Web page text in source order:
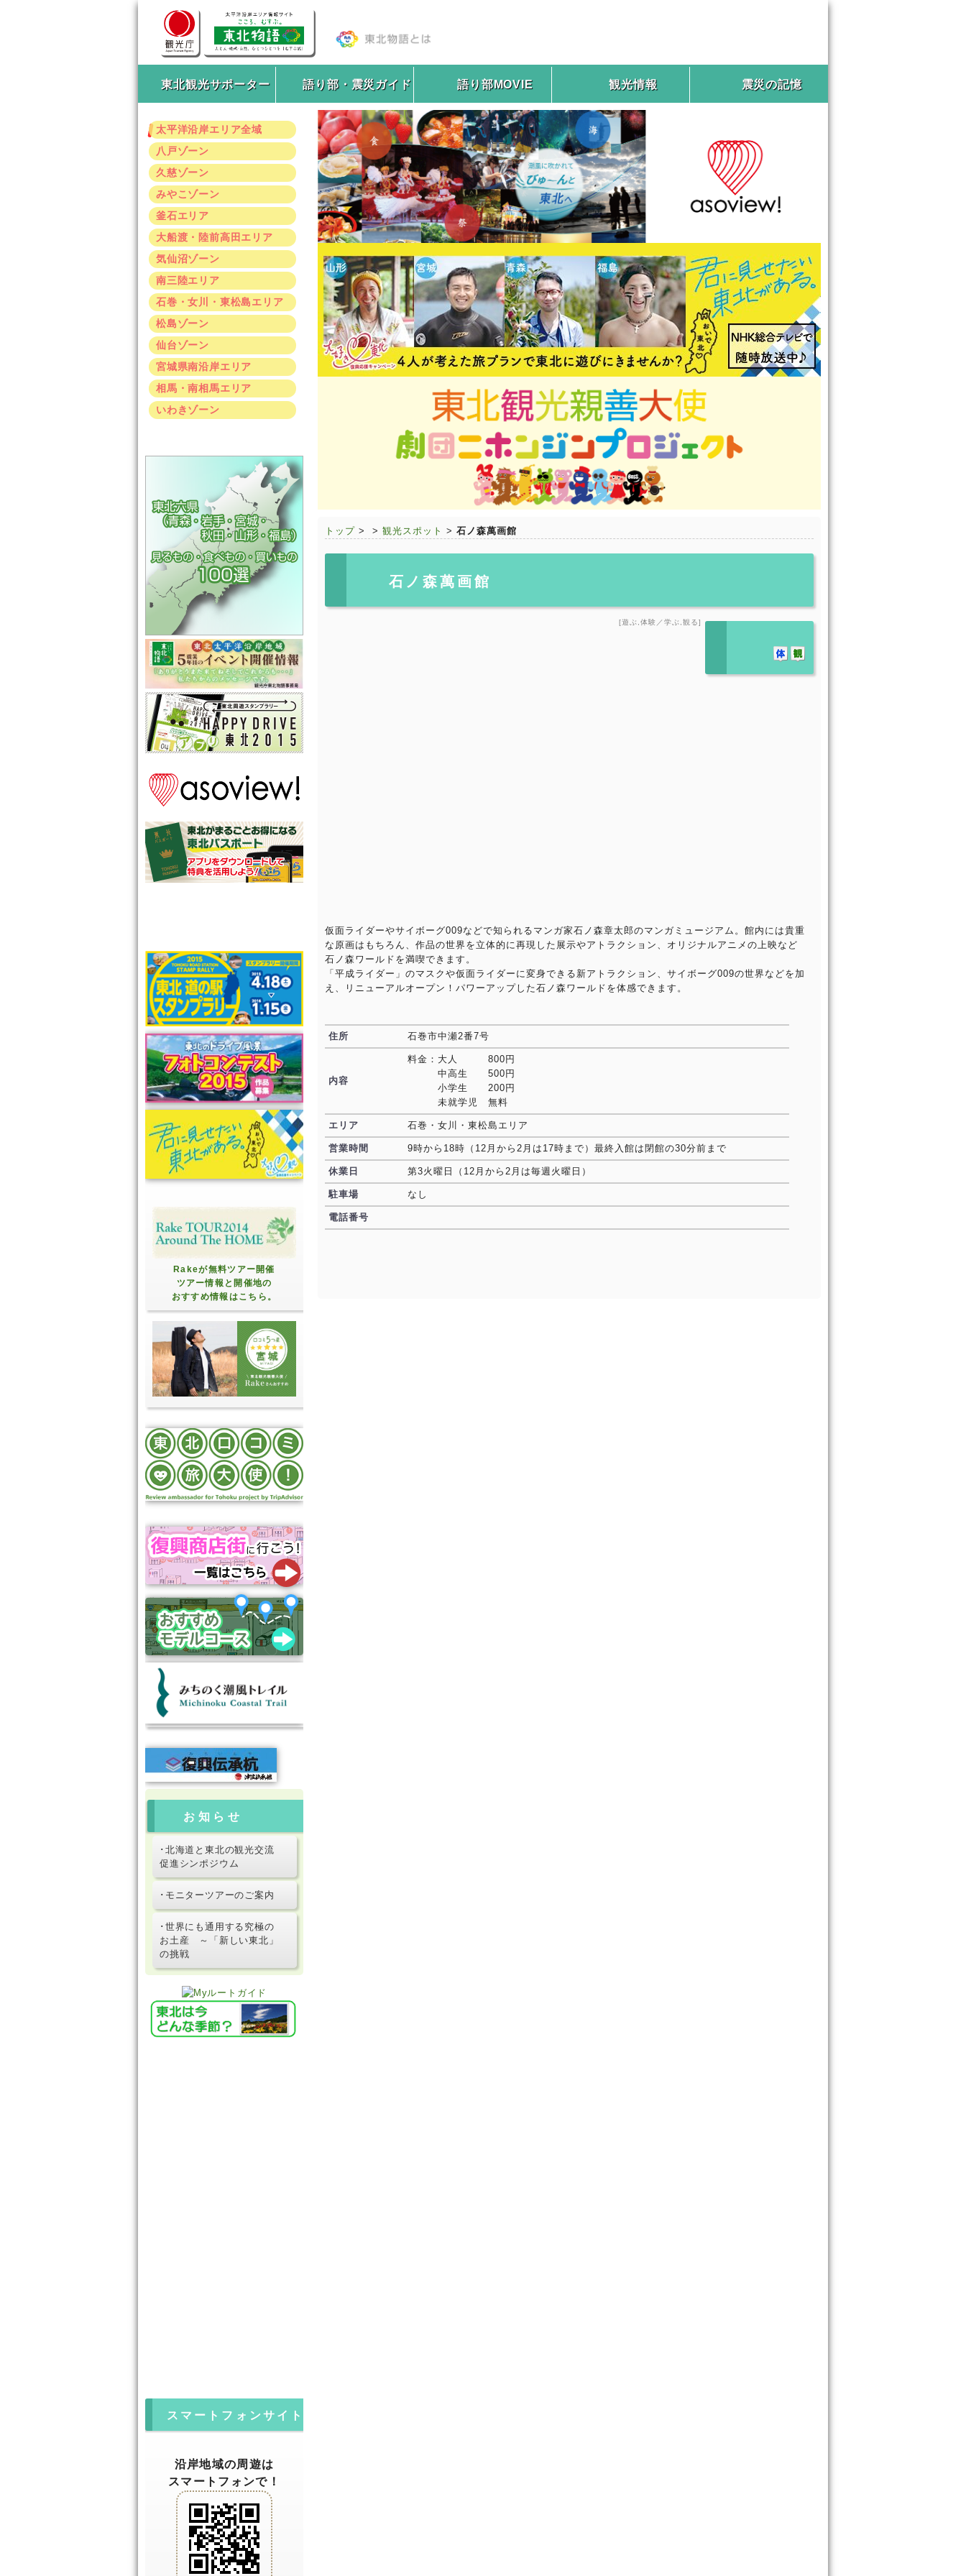
東北観光サポーター 語り部・震災ガイド 語り部MOVIE 観光情報 震災の記憶
太平洋沿岸エリア全域
八戸ゾーン
久慈ゾーン
みやこゾーン
釜石エリア
大船渡・陸前高田エリア
気仙沼ゾーン
南三陸エリア
石巻・女川・東松島エリア
松島ゾーン
仙台ゾーン
宮城県南沿岸エリア
相馬・南相馬エリア
いわきゾーン
Rakeが無料ツアー開催
ツアー情報と開催地の
おすすめ情報はこちら。
お知らせ
･北海道と東北の観光交流
促進シンポジウム
･モニターツアーのご案内
･世界にも通用する究極の
お土産 ～「新しい東北」
の挑戦
スマートフォンサイト
沿岸地域の周遊は
スマートフォンで！
トップ > > 観光スポット > 石ノ森萬画館
石ノ森萬画館
[遊ぶ,体験／学ぶ,観る]
仮面ライダーやサイボーグ009などで知られるマンガ家石ノ森章太郎のマンガミュージアム。館内には貴重
な原画はもちろん、作品の世界を立体的に再現した展示やアトラクション、オリジナルアニメの上映など
石ノ森ワールドを満喫できます。
「平成ライダー」のマスクや仮面ライダーに変身できる新アトラクション、サイボーグ009の世界などを加
え、リニューアルオープン！パワーアップした石ノ森ワールドを体感できます。
住所 石巻市中瀬2番7号
内容
料金：大人 800円
中高生 500円
小学生 200円
未就学児 無料
エリア 石巻・女川・東松島エリア
営業時間 9時から18時（12月から2月は17時まで）最終入館は閉館の30分前まで
休業日 第3火曜日（12月から2月は毎週火曜日）
駐車場 なし
電話番号